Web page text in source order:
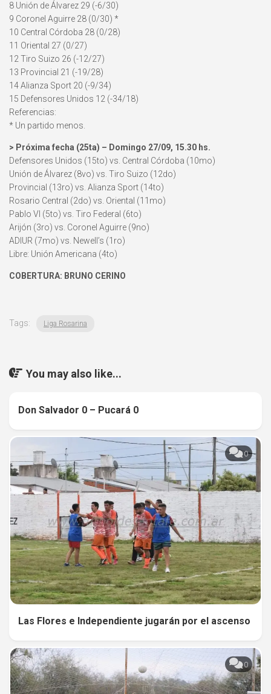
8 Unión de Álvarez 29 (-6/30)
9 Coronel Aguirre 28 (0/30) *
10 Central Córdoba 28 (0/28)
11 Oriental 27 (0/27)
12 Tiro Suizo 26 (-12/27)
13 Provincial 21 (-19/28)
14 Alianza Sport 20 (-9/34)
15 Defensores Unidos 12 (-34/18)
Referencias:
* Un partido menos.
> Próxima fecha (25ta) – Domingo 27/09, 15.30 hs.
Defensores Unidos (15to) vs. Central Córdoba (10mo)
Unión de Álvarez (8vo) vs. Tiro Suizo (12do)
Provincial (13ro) vs. Alianza Sport (14to)
Rosario Central (2do) vs. Oriental (11mo)
Pablo VI (5to) vs. Tiro Federal (6to)
Arijón (3ro) vs. Coronel Aguirre (9no)
ADIUR (7mo) vs. Newell’s (1ro)
Libre: Unión Americana (4to)
COBERTURA: BRUNO CERINO
Tags: Liga Rosarina
You may also like...
Don Salvador 0 – Pucará 0
0
Las Flores e Independiente jugarán por el ascenso
0